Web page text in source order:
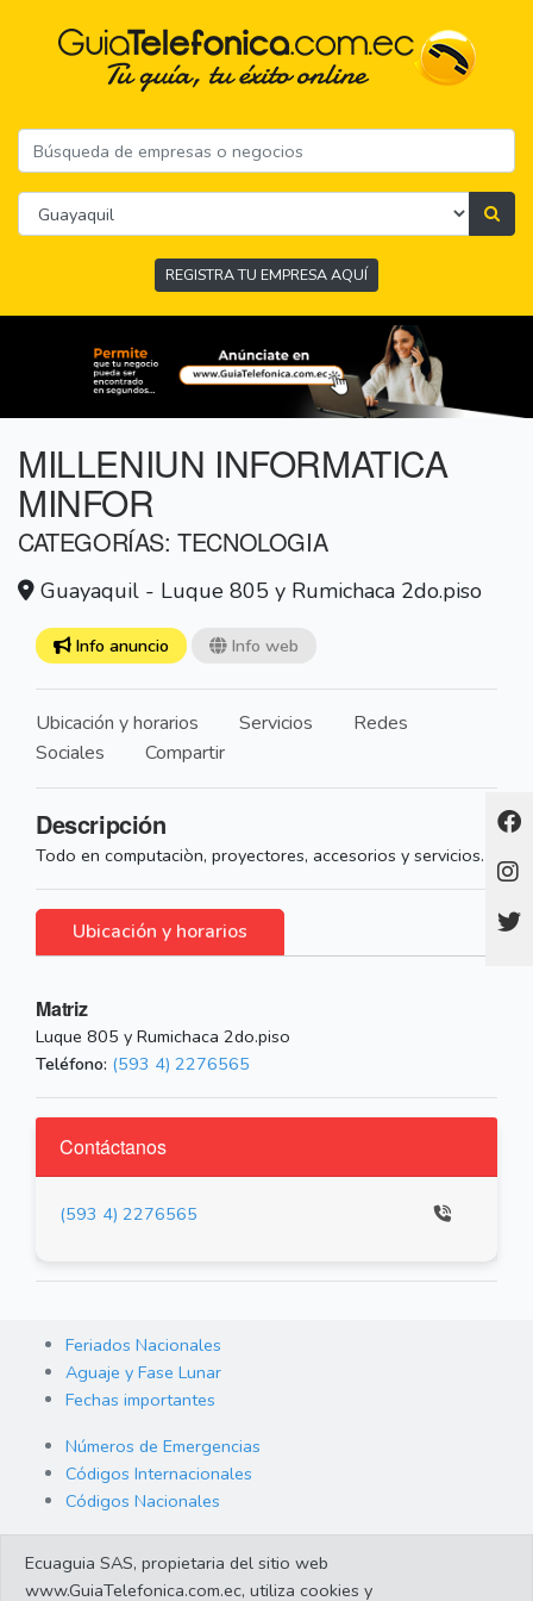
REGISTRA TU EMPRESA AQUÍ
MILLENIUN INFORMATICA
MINFOR
CATEGORÍAS: TECNOLOGIA
Guayaquil - Luque 805 y Rumichaca 2do.piso
Info anuncio Info web
Ubicación y horarios Servicios
Redes
Sociales
Compartir
Descripción
Todo en computaciòn, proyectores, accesorios y servicios.
Ubicación y horarios
Matriz
Luque 805 y Rumichaca 2do.piso
Teléfono: (593 4) 2276565
Contáctanos
(593 4) 2276565
Feriados Nacionales
Aguaje y Fase Lunar
Fechas importantes
Números de Emergencias
Códigos Internacionales
Códigos Nacionales
Cambio de Divisas
Ecuaguia SAS, propietaria del sitio web
www.GuiaTelefonica.com.ec, utiliza cookies y